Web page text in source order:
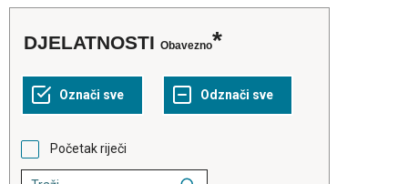
DJELATNOSTI Obavezno
Početak riječi